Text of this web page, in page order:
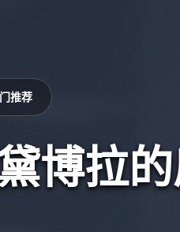
推荐
博拉